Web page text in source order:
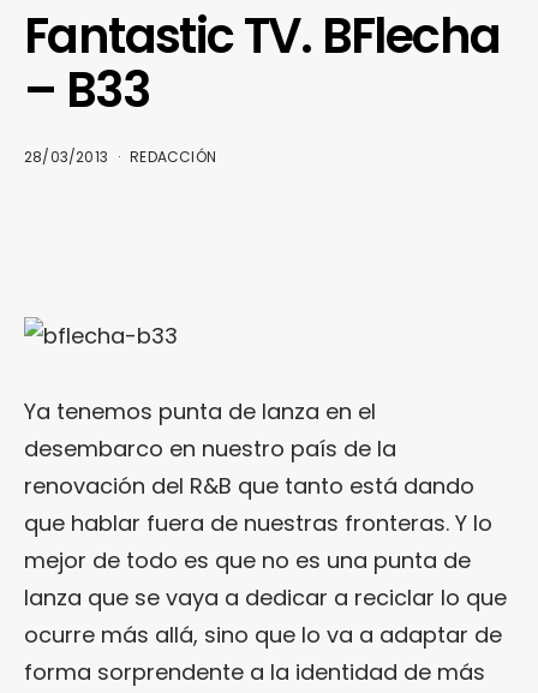
Fantastic TV. BFlecha
– B33
28/03/2013 REDACCIÓN
Ya tenemos punta de lanza en el
desembarco en nuestro país de la
renovación del R&B que tanto está dando
que hablar fuera de nuestras fronteras. Y lo
mejor de todo es que no es una punta de
lanza que se vaya a dedicar a reciclar lo que
ocurre más allá, sino que lo va a adaptar de
forma sorprendente a la identidad de más